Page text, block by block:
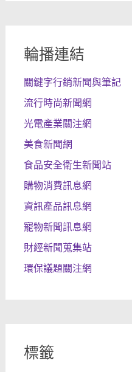
輪播連結
關鍵字行銷新聞與筆記
流行時尚新聞網
光電產業關注網
美食新聞網
食品安全衛生新聞站
購物消費訊息網
資訊產品訊息網
寵物新聞訊息網
財經新聞蒐集站
環保議題關注網
標籤